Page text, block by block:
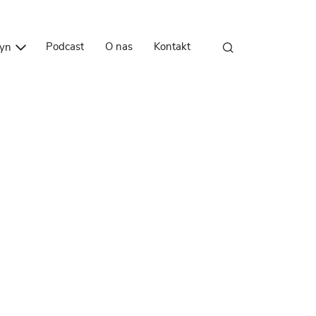
Podcast O nas Kontakt
Przejdź do treści